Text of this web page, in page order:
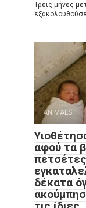
Τρεις μήνες
ANIMALS
αφού τα
δέκατα